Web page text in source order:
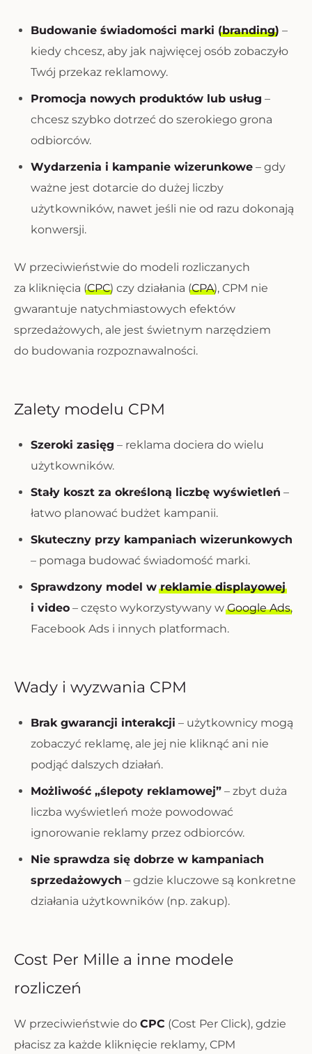
Budowanie świadomości marki (branding) –
kiedy chcesz, aby jak najwięcej osób zobaczyło
Twój przekaz reklamowy.
Promocja nowych produktów lub usług –
chcesz szybko dotrzeć do szerokiego grona
odbiorców.
Wydarzenia i kampanie wizerunkowe – gdy
ważne jest dotarcie do dużej liczby
użytkowników, nawet jeśli nie od razu dokonają
konwersji.
W przeciwieństwie do modeli rozliczanych
za kliknięcia (CPC) czy działania (CPA), CPM nie
gwarantuje natychmiastowych efektów
sprzedażowych, ale jest świetnym narzędziem
do budowania rozpoznawalności.
Zalety modelu CPM
Szeroki zasięg – reklama dociera do wielu
użytkowników.
Stały koszt za określoną liczbę wyświetleń –
łatwo planować budżet kampanii.
Skuteczny przy kampaniach wizerunkowych
– pomaga budować świadomość marki.
Sprawdzony model wreklamie displayowej
i video – często wykorzystywany wGoogle Ads,
Facebook Ads i innych platformach.
Wady i wyzwania CPM
Brak gwarancji interakcji – użytkownicy mogą
zobaczyć reklamę, ale jej nie kliknąć ani nie
podjąć dalszych działań.
Możliwość „ślepoty reklamowej” – zbyt duża
liczba wyświetleń może powodować
ignorowanie reklamy przez odbiorców.
Nie sprawdza się dobrze w kampaniach
sprzedażowych – gdzie kluczowe są konkretne
działania użytkowników (np. zakup).
Cost Per Mille a inne modele
rozliczeń
W przeciwieństwie do CPC (Cost Per Click), gdzie
płacisz za każde kliknięcie reklamy, CPM